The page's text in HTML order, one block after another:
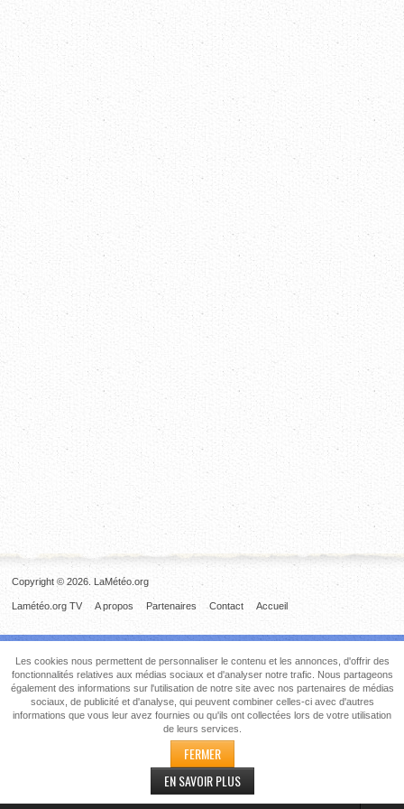
Copyright © 2026. LaMétéo.org
Accueil
Contact
Partenaires
A propos
Lamétéo.org TV
Les cookies nous permettent de personnaliser le contenu et les annonces, d'offrir des
fonctionnalités relatives aux médias sociaux et d'analyser notre trafic. Nous partageons
également des informations sur l'utilisation de notre site avec nos partenaires de médias
sociaux, de publicité et d'analyse, qui peuvent combiner celles-ci avec d'autres
informations que vous leur avez fournies ou qu'ils ont collectées lors de votre utilisation
de leurs services.
FERMER
EN SAVOIR PLUS